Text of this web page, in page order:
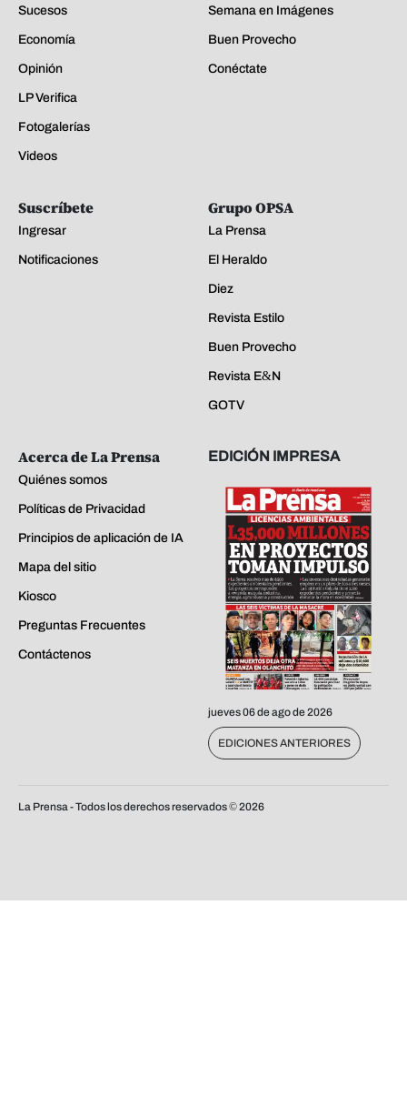
Sucesos
Economía
Opinión
LP Verifica
Fotogalerías
Videos
Semana en Imágenes
Buen Provecho
Conéctate
Suscríbete
Ingresar
Notificaciones
Grupo OPSA
La Prensa
El Heraldo
Diez
Revista Estilo
Buen Provecho
Revista E&N
GOTV
Acerca de La Prensa
Quiénes somos
Políticas de Privacidad
Principios de aplicación de IA
Mapa del sitio
Kiosco
Preguntas Frecuentes
Contáctenos
EDICIÓN IMPRESA
jueves 06 de ago de 2026
EDICIONES ANTERIORES
La Prensa - Todos los derechos reservados ©2026